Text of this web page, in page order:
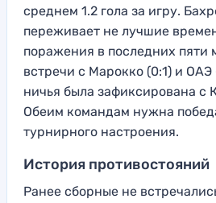
среднем 1.2 гола за игру.
переживает не лучшие
поражения в последних пяти
встречи с Марокко (0:1) и ОАЭ
ничья была зафиксирована с
Обеим командам нужна
турнирного настроения.
История противостояний
Ранее сборные не